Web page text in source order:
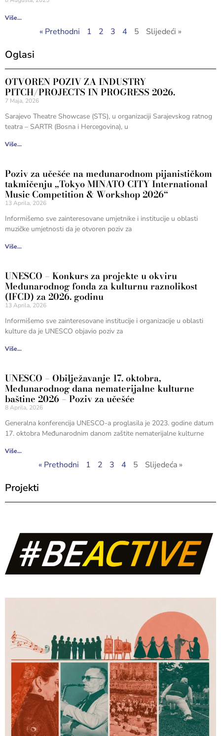
Više...
« Prethodni 1 2 3 4 5 Slijedeći »
Oglasi
OTVOREN POZIV ZA INDUSTRY
PITCH/PROJECTS IN PROGRESS 2026.
7 Maja, 2026
Sarajevo Theatre Showcase (STS), u organizaciji Sarajevskog ratnog
teatra – SARTR (Bosna i Hercegovina), u
Više...
Poziv za učešće na međunarodnom pijanističkom
takmičenju „Tokyo MINATO CITY International
Music Competition & Workshop 2026“
13 Aprila, 2026
Informišemo sve zainteresovane umjetnike i institucije u oblasti
muzičke umjetnosti da je otvoren poziv za
Više...
UNESCO – Konkurs za projekte u okviru
Međunarodnog fonda za kulturnu raznolikost
(IFCD) za 2026. godinu
13 Aprila, 2026
Informišemo sve zainteresovane institucije i organizacije u oblasti
kulture da je UNESCO objavio poziv za
Više...
UNESCO – Obilježavanje 17. oktobra,
Međunarodnog dana nematerijalne kulturne
baštine 2026 – Poziv za učešće
8 Aprila, 2026
Generalna konferencija UNESCO-a proglasila je 2023. godine datum
17. oktobra Međunarodnim danom zaštite nematerijalne kulturne
Više...
« Prethodni 1 2 3 4 5 Slijedeća »
Projekti